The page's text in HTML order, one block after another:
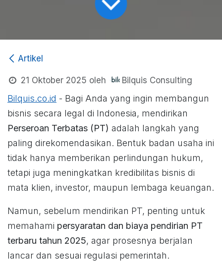
Artikel
21 Oktober 2025 oleh Bilquis Consulting
Bilquis.co.id - Bagi Anda yang ingin membangun
bisnis secara legal di Indonesia, mendirikan
Perseroan Terbatas (PT) adalah langkah yang
paling direkomendasikan. Bentuk badan usaha ini
tidak hanya memberikan perlindungan hukum,
tetapi juga meningkatkan kredibilitas bisnis di
mata klien, investor, maupun lembaga keuangan.
Namun, sebelum mendirikan PT, penting untuk
memahami persyaratan dan biaya pendirian PT
terbaru tahun 2025, agar prosesnya berjalan
lancar dan sesuai regulasi pemerintah.